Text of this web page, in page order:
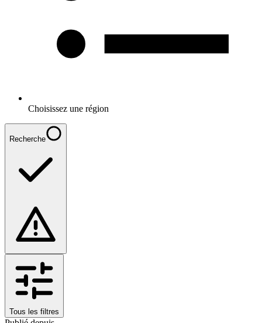
Choisissez une région
Recherche
Tous les filtres